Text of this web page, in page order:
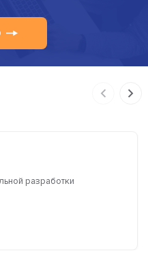
разработки